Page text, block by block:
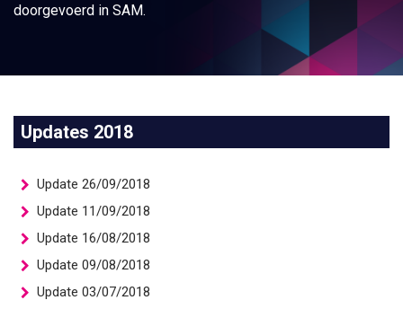
doorgevoerd in SAM.
Updates 2018
Update 26/09/2018
Update 11/09/2018
Update 16/08/2018
Update 09/08/2018
Update 03/07/2018